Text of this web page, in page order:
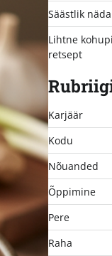
Säästlik
Lihtne
retsept
Karjäär
Kodu
Nõuanded
Õppimine
Pere
Raha